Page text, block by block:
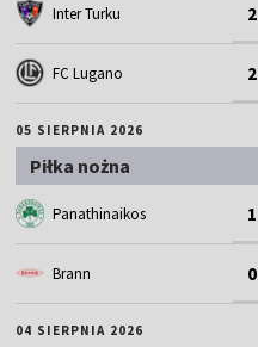
Inter Turku
FC Lugano
05 SIERPNIA 2026
Piłka nożna
Panathinaikos
Brann
04 SIERPNIA 2026